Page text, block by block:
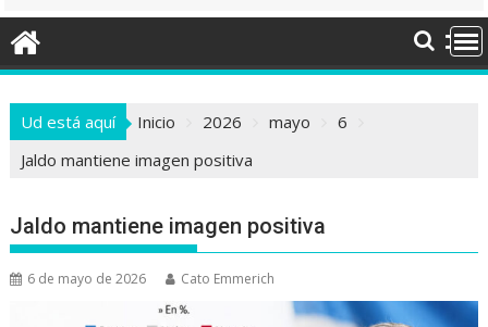
Ud está aquí Inicio 2026 mayo
6
Jaldo mantiene imagen positiva
Jaldo mantiene imagen positiva
6 de mayo de 2026 Cato Emmerich